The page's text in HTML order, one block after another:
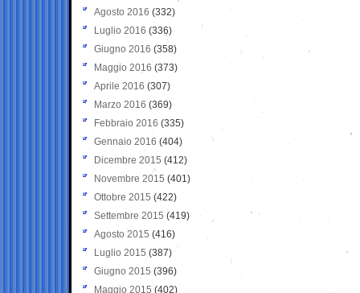
Agosto 2016 (332)
Luglio 2016 (336)
Giugno 2016 (358)
Maggio 2016 (373)
Aprile 2016 (307)
Marzo 2016 (369)
Febbraio 2016 (335)
Gennaio 2016 (404)
Dicembre 2015 (412)
Novembre 2015 (401)
Ottobre 2015 (422)
Settembre 2015 (419)
Agosto 2015 (416)
Luglio 2015 (387)
Giugno 2015 (396)
Maggio 2015 (402)